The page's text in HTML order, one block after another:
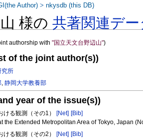
山 様の共著関連デー
authorship with"国立天文台野辺山")
of the joint author(s))
究所
,静岡大学教養部
year of the issue(s))
ける観測（その1） [Net] [Bib]
the Extended Metropolitan Area of Tokyo, Japan
ける観測（その2） [Net] [Bib]
Author) >nkysdb (this DB)